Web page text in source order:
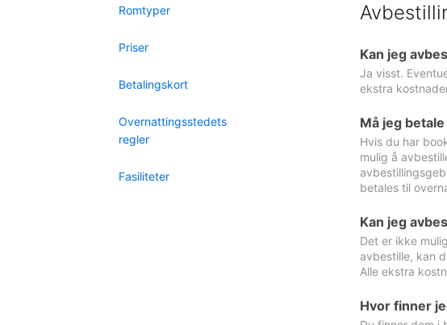
Romtyper
Priser
Betalingskort
Overnattingsstedets
regler
Fasiliteter
Kan jeg
Ja visst.
ekstra
Må jeg
Hvis du har
mulig å
betales til
Kan jeg
Det er ikke
avbestille, kan
Alle ekstra
Hvor finner